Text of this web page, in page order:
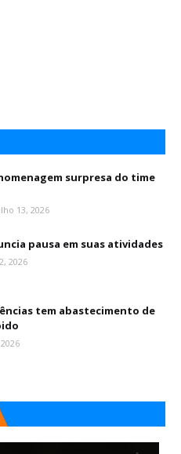
surpresa do time
13, 2026
pausa em suas atividades
2026
tem abastecimento de